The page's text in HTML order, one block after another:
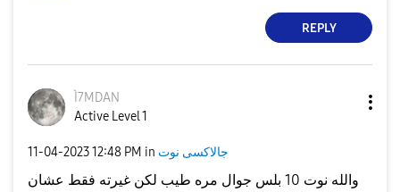
REPLY
Ì7MDAN
Active Level 1
‎11-04-202312:48 PM in جالاكسى نوت
والله نوت 10 بلس جوال مره طيب لكن غيرته فقط عشان